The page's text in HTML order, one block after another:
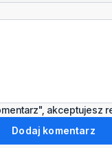
akceptujesz
Dodaj komentarz